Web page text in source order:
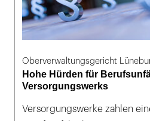
Oberverwaltungsgericht
Hohe Hürden für
Versorgungswerks
Versorgungswerke zahlen